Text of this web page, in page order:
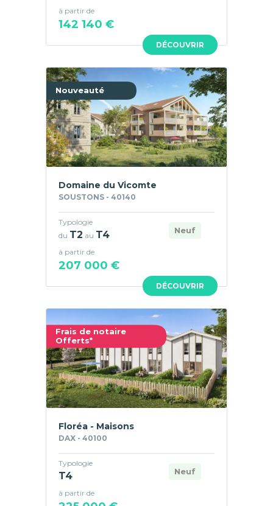
DÉCOUVRIR
à partir de
142 140 €
Nouveauté
DÉCOUVRIR
Domaine du Vicomte
SOUSTONS - 40140
Neuf
Typologie
du T2 au T4
à partir de
207 000 €
Frais de notaire
Offerts*
Floréa - Maisons
DAX - 40100
Neuf
Typologie
T4
à partir de